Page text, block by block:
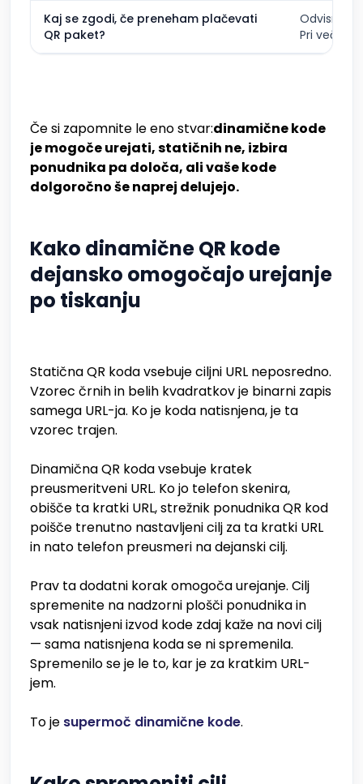
Kaj se zgodi, če preneham plačevati
QR paket?
Odvisno
Pri večini
Če si zapomnite le eno stvar:dinamične kode
je mogoče urejati, statičnih ne, izbira
ponudnika pa določa, ali vaše kode
dolgoročno še naprej delujejo.
Kako dinamične QR kode
dejansko omogočajo urejanje
po tiskanju
Statična QR koda vsebuje ciljni URL neposredno.
Vzorec črnih in belih kvadratkov je binarni zapis
samega URL-ja. Ko je koda natisnjena, je ta
vzorec trajen.
Dinamična QR koda vsebuje kratek
preusmeritveni URL. Ko jo telefon skenira,
obišče ta kratki URL, strežnik ponudnika QR kod
poišče trenutno nastavljeni cilj za ta kratki URL
in nato telefon preusmeri na dejanski cilj.
Prav ta dodatni korak omogoča urejanje. Cilj
spremenite na nadzorni plošči ponudnika in
vsak natisnjeni izvod kode zdaj kaže na novi cilj
— sama natisnjena koda se ni spremenila.
Spremenilo se je le to, kar je za kratkim URL-
jem.
To je supermoč dinamične kode.